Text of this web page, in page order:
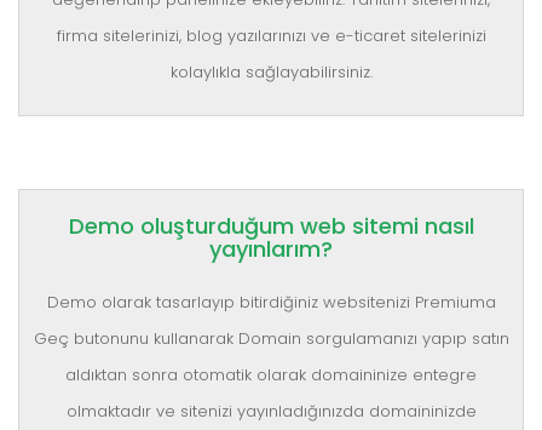
firma sitelerinizi, blog yazılarınızı ve e-ticaret sitelerinizi
kolaylıkla sağlayabilirsiniz.
Demo oluşturduğum web sitemi nasıl
yayınlarım?
Demo olarak tasarlayıp bitirdiğiniz websitenizi Premiuma
Geç butonunu kullanarak Domain sorgulamanızı yapıp satın
aldıktan sonra otomatik olarak domaininize entegre
olmaktadır ve sitenizi yayınladığınızda domaininizde